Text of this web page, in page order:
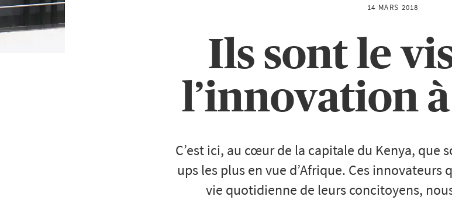
14 MARS 2018
Ils sont le
l’innovation
C’est ici, au cœur de la capitale du Kenya, que
ups les plus en vue d’Afrique. Ces
vie quotidienne de leurs concitoyens,